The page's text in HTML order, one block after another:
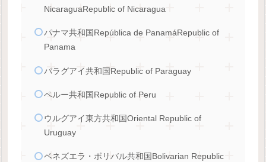
NicaraguaRepublic of Nicaragua
パナマ共和国República de PanamáRepublic of
Panama
パラグアイ共和国Republic of Paraguay
ペルー共和国Republic of Peru
ウルグアイ東方共和国Oriental Republic of
Uruguay
ベネズエラ・ボリバル共和国Bolivarian Republic